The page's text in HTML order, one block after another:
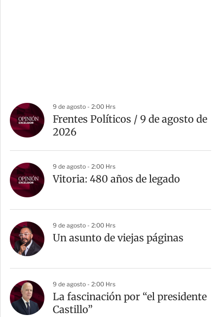
9 de agosto - 2:00 Hrs
Frentes Políticos / 9 de agosto de
2026
9 de agosto - 2:00 Hrs
Vitoria: 480 años de legado
9 de agosto - 2:00 Hrs
Un asunto de viejas páginas
9 de agosto - 2:00 Hrs
La fascinación por “el presidente
Castillo”